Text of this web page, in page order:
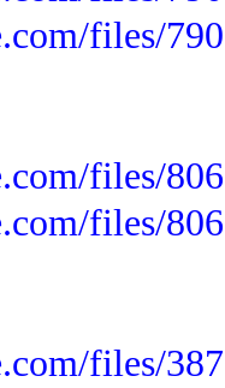
files/
files/
files/
files/